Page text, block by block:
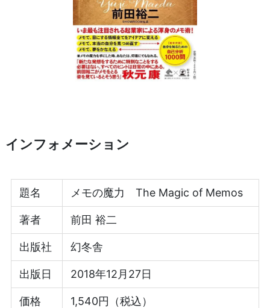
インフォメーション
題名 メモの魔力 The Magic of Memos
著者 前田 裕二
出版社 幻冬舎
出版日 2018年12月27日
価格 1,540円（税込）